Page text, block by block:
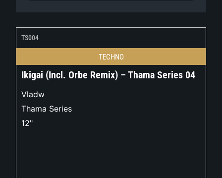
TS004
TECHNO
Ikigai (Incl. Orbe Remix) – Thama Series 04
Vladw
Thama Series
12"